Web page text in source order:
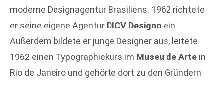
moderne Designagentur Brasiliens. 1962 richtete
er seine eigene Agentur DICV Designo ein.
Außerdem bildete er junge Designer aus, leitete
1962 einen Typographiekurs im Museu de Arte in
Rio de Janeiro und gehörte dort zu den Gründern